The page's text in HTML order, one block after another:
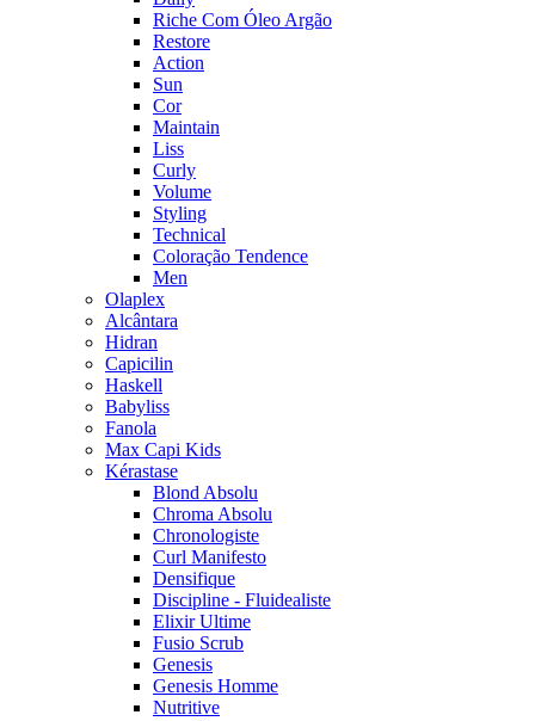
Riche Com Óleo Argão
Restore
Action
Sun
Cor
Maintain
Liss
Curly
Volume
Styling
Technical
Coloração Tendence
Men
Olaplex
Alcântara
Hidran
Capicilin
Haskell
Babyliss
Fanola
Max Capi Kids
Kérastase
Blond Absolu
Chroma Absolu
Chronologiste
Curl Manifesto
Densifique
Discipline - Fluidealiste
Elixir Ultime
Fusio Scrub
Genesis
Genesis Homme
Nutritive